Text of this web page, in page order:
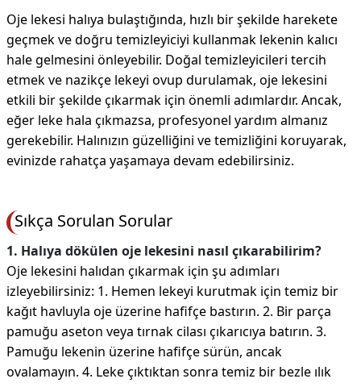
Oje lekesi halıya bulaştığında, hızlı bir şekilde harekete
geçmek ve doğru temizleyiciyi kullanmak lekenin kalıcı
hale gelmesini önleyebilir. Doğal temizleyicileri tercih
etmek ve nazikçe lekeyi ovup durulamak, oje lekesini
etkili bir şekilde çıkarmak için önemli adımlardır. Ancak,
eğer leke hala çıkmazsa, profesyonel yardım almanız
gerekebilir. Halınızın güzelliğini ve temizliğini koruyarak,
evinizde rahatça yaşamaya devam edebilirsiniz.
Sıkça Sorulan Sorular
1. Halıya dökülen oje lekesini nasıl çıkarabilirim?
Oje lekesini halıdan çıkarmak için şu adımları
izleyebilirsiniz: 1. Hemen lekeyi kurutmak için temiz bir
kağıt havluyla oje üzerine hafifçe bastırın. 2. Bir parça
pamuğu aseton veya tırnak cilası çıkarıcıya batırın. 3.
Pamuğu lekenin üzerine hafifçe sürün, ancak
ovalamayın. 4. Leke çıktıktan sonra temiz bir bezle ılık